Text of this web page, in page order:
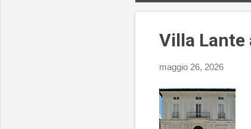
o
Villa Lante
maggio 26, 2026